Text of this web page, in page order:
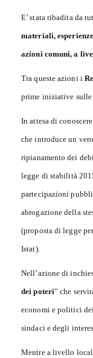
E’ stata ribadita da
materiali,
azioni comuni, a
Tra queste azioni i
prime iniziative
In attesa di
che introduce un
ripianamento dei
legge di stabilità
partecipazioni
abrogazione della
(proposta di legge
Istat).
Nell’azione di
dei poteri” che
economi e politici
sindaci e degli
Mentre a livello